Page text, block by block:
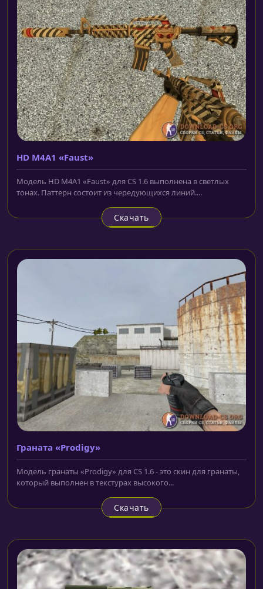
HD M4A1 «Faust»
Модель HD M4A1 «Faust» для CS 1.6 выполнена в светлых
тонах. Паттерн состоит из чередующихся линий....
Скачать
Граната «Prodigy»
Модель гранаты «Prodigy» для CS 1.6 - это скин для гранаты,
который выполнен в текстурах высокого...
Скачать